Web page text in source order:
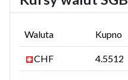
Waluta Kupno
CHF 4.5512